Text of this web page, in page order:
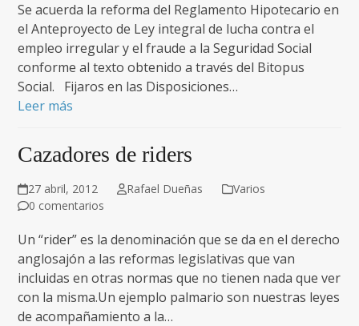
Se acuerda la reforma del Reglamento Hipotecario en
el Anteproyecto de Ley integral de lucha contra el
empleo irregular y el fraude a la Seguridad Social
conforme al texto obtenido a través del Bitopus
Social. Fijaros en las Disposiciones…
Leer más
Cazadores de riders
27 abril, 2012 Rafael Dueñas
Varios
0 comentarios
Un “rider” es la denominación que se da en el derecho
anglosajón a las reformas legislativas que van
incluidas en otras normas que no tienen nada que ver
con la misma.Un ejemplo palmario son nuestras leyes
de acompañamiento a la…